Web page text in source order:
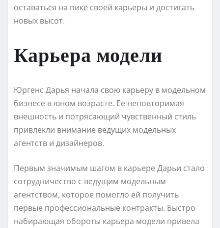
оставаться на пике своей карьеры и достигать
новых высот.
Карьера модели
Юргенс Дарья начала свою карьеру в модельном
бизнесе в юном возрасте. Ее неповторимая
внешность и потрясающий чувственный стиль
привлекли внимание ведущих модельных
агентств и дизайнеров.
Первым значимым шагом в карьере Дарьи стало
сотрудничество с ведущим модельным
агентством, которое помогло ей получить
первые профессиональные контракты. Быстро
набирающая обороты карьера модели привела